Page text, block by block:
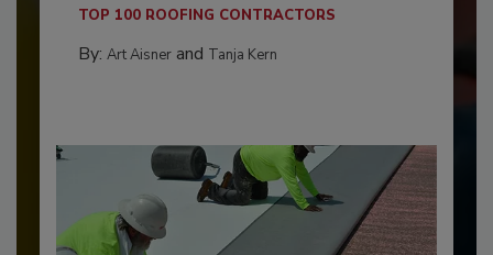
TOP 100 ROOFING CONTRACTORS
By: Art Aisnerand Tanja Kern